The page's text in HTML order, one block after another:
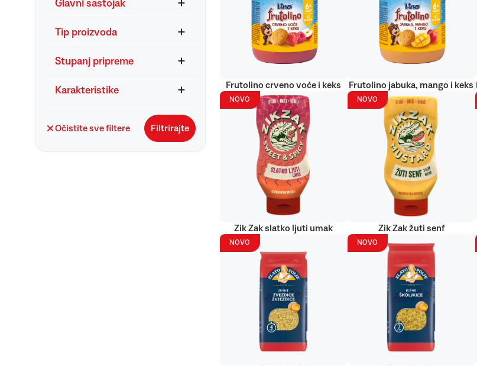
Glavni sastojak
Tip proizvoda
Stupanj pripreme
Karakteristike
Očistite sve filtere Filtrirajte
Frutolino crveno voće i keks Frutolino jabuka, mango i keks
NOVO
Zik Zak slatko ljuti umak
NOVO
Zik Zak žuti senf
NOVO NOVO